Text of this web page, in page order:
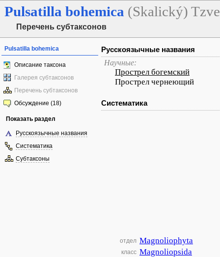
Pulsatilla bohemica (Skalický)
Перечень субтаксонов
Pulsatilla bohemica
Описание таксона
Галерея субтаксонов
Перечень субтаксонов
Обсуждение (18)
Показать раздел
Русскоязычные названия
Систематика
Субтаксоны
Русскоязычные названия
Научные:
Прострел богемский
Прострел чернеющий
Систематика
отдел Magnoliophyta
класс Magnoliopsida